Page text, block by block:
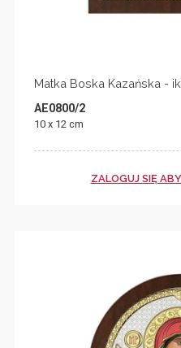
Matka Boska Kazańska -
AE0800/2
10 x 12 cm
ZALOGUJ SIĘ